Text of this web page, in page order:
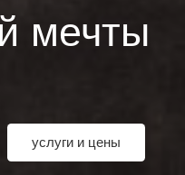
мечты
услуги и цены